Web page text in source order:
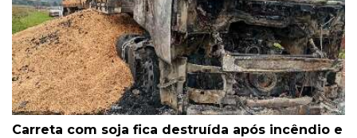
Carreta com soja fica destruída após incêndio e